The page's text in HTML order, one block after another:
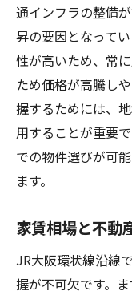
通インフラの整備
昇の要因となって
性が高いため、常
ため価格が高騰し
握するためには、
用することが重要
での物件選びが可
ます。
家賃相場と不動
JR大阪環状線沿線
握が不可欠です。